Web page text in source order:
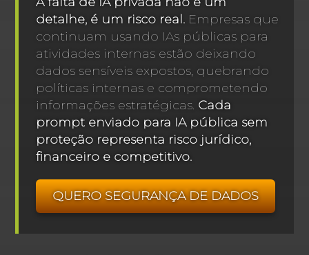
detalhe, é um risco real. Empresas que
continuam usando IAs públicas para
atividades internas estão deixando
dados sensíveis expostos, quebrando
políticas internas e comprometendo
informações estratégicas. Cada
prompt enviado para IA pública sem
proteção representa risco jurídico,
financeiro e competitivo.
QUERO SEGURANÇA DE DADOS